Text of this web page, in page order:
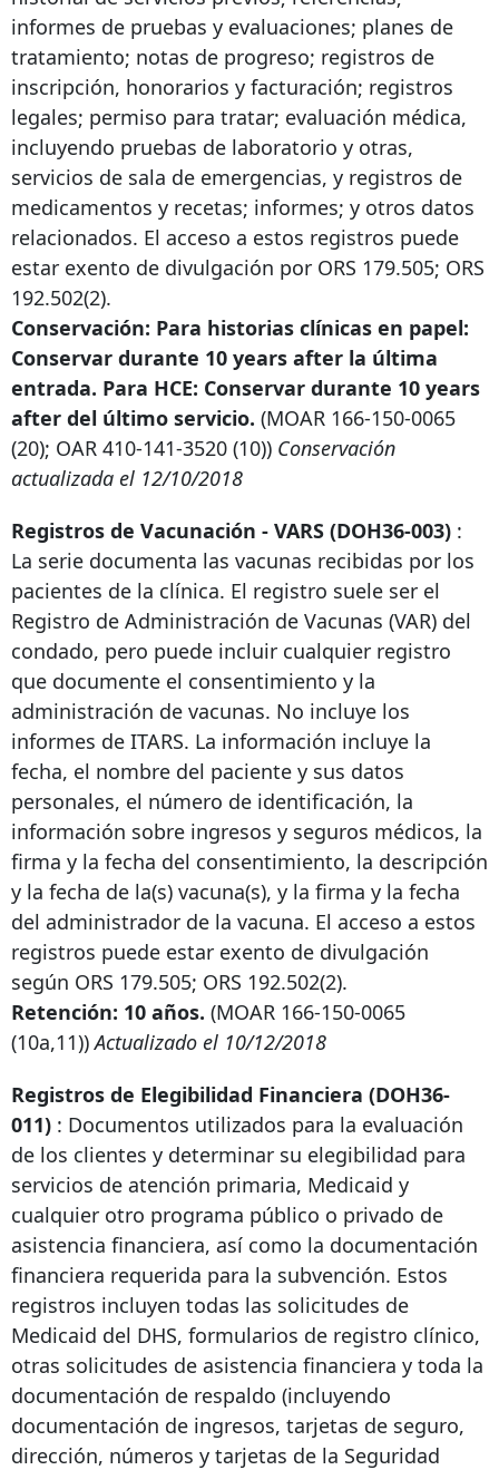
informes de pruebas y evaluaciones; planes de
tratamiento; notas de progreso; registros de
inscripción, honorarios y facturación; registros
legales; permiso para tratar; evaluación médica,
incluyendo pruebas de laboratorio y otras,
servicios de sala de emergencias, y registros de
medicamentos y recetas; informes; y otros datos
relacionados. El acceso a estos registros puede
estar exento de divulgación por ORS 179.505; ORS
192.502(2).
Conservación: Para historias clínicas en papel:
Conservar durante 10 years after la última
entrada. Para HCE: Conservar durante 10 years
after del último servicio. (MOAR 166-150-0065
(20); OAR 410-141-3520 (10)) Conservación
actualizada el 12/10/2018
Registros de Vacunación - VARS (DOH36-003) :
La serie documenta las vacunas recibidas por los
pacientes de la clínica. El registro suele ser el
Registro de Administración de Vacunas (VAR) del
condado, pero puede incluir cualquier registro
que documente el consentimiento y la
administración de vacunas. No incluye los
informes de ITARS. La información incluye la
fecha, el nombre del paciente y sus datos
personales, el número de identificación, la
información sobre ingresos y seguros médicos, la
firma y la fecha del consentimiento, la descripción
y la fecha de la(s) vacuna(s), y la firma y la fecha
del administrador de la vacuna. El acceso a estos
registros puede estar exento de divulgación
según ORS 179.505; ORS 192.502(2).
Retención: 10 años. (MOAR 166-150-0065
(10a,11))Actualizado el 10/12/2018
Registros de Elegibilidad Financiera (DOH36-
011) : Documentos utilizados para la evaluación
de los clientes y determinar su elegibilidad para
servicios de atención primaria, Medicaid y
cualquier otro programa público o privado de
asistencia financiera, así como la documentación
financiera requerida para la subvención. Estos
registros incluyen todas las solicitudes de
Medicaid del DHS, formularios de registro clínico,
otras solicitudes de asistencia financiera y toda la
documentación de respaldo (incluyendo
documentación de ingresos, tarjetas de seguro,
dirección, números y tarjetas de la Seguridad